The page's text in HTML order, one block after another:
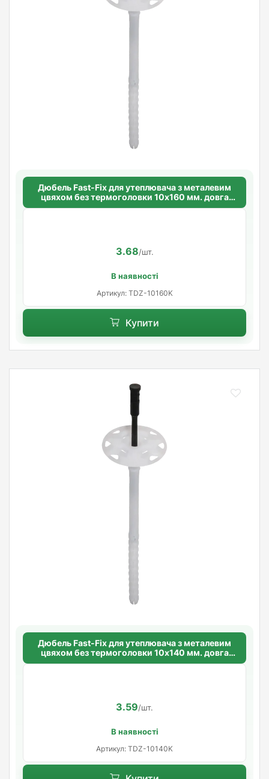
Дюбель Fast-Fix для утеплювача з металевим
цвяхом без термоголовки 10х160 мм. довга
розпорна база
3.68/шт.
В наявності
Артикул: TDZ-10160K
Купити
Дюбель Fast-Fix для утеплювача з металевим
цвяхом без термоголовки 10х140 мм. довга
розпорна база
3.59/шт.
В наявності
Артикул: TDZ-10140K